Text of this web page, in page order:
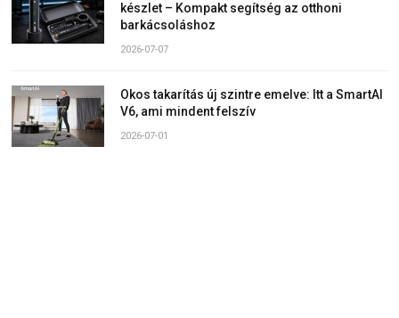
készlet – Kompakt segítség az otthoni
barkácsoláshoz
2026-07-07
Okos takarítás új szintre emelve: Itt a SmartAI
V6, ami mindent felszív
2026-07-01